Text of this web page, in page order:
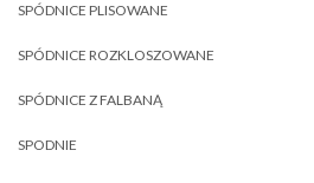
SPÓDNICE PLISOWANE
SPÓDNICE ROZKLOSZOWANE
SPÓDNICE Z FALBANĄ
SPODNIE